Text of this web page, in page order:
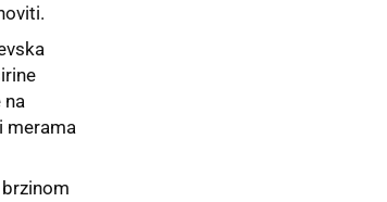
merama